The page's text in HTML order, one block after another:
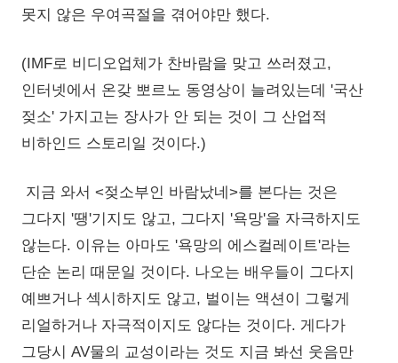
못지 않은 우여곡절을 겪어야만 했다.
(IMF로 비디오업체가 찬바람을 맞고 쓰러졌고,
인터넷에서 온갖 뽀르노 동영상이 늘려있는데 '국산
젖소' 가지고는 장사가 안 되는 것이 그 산업적
비하인드 스토리일 것이다.)
지금 와서 <젖소부인 바람났네>를 본다는 것은
그다지 '땡'기지도 않고, 그다지 '욕망'을 자극하지도
않는다. 이유는 아마도 '욕망의 에스컬레이트'라는
단순 논리 때문일 것이다. 나오는 배우들이 그다지
예쁘거나 섹시하지도 않고, 벌이는 액션이 그렇게
리얼하거나 자극적이지도 않다는 것이다. 게다가
그당시 AV물의 교성이라는 것도 지금 봐선 웃음만